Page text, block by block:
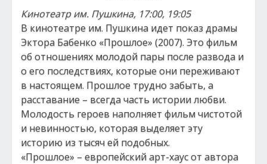
Кинотеатр им. Пушкина, 17:00, 19:05
В кинотеатре им. Пушкина идет показ драмы
Эктора Бабенко «Прошлое» (2007). Это фильм
об отношениях молодой пары после развода и
о его последствиях, которые они переживают
в настоящем. Прошлое трудно забыть, а
расставание – всегда часть истории любви.
Молодость героев наполняет фильм чистотой
и невинностью, которая выделяет эту
историю из тысяч ей подобных.
«Прошлое» – европейский арт-хаус от автора